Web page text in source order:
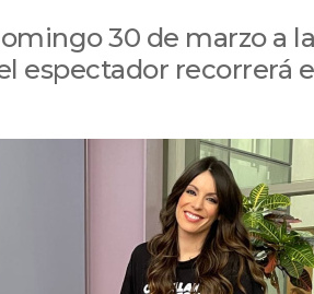
30 de marzo a
espectador recorrerá